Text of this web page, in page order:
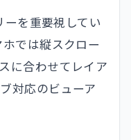
を重要視してい
では縦スクロー
に合わせてレイア
対応のビューア